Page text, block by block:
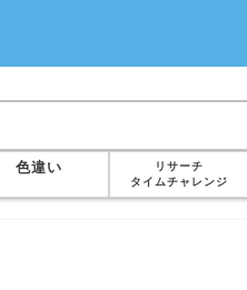
色違い
リサーチ
タイムチャレンジ